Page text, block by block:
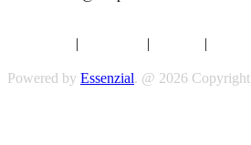
| | |
Powered by Essenzial. @ 2026 Copyright